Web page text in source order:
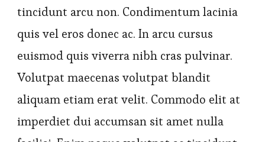
tincidunt arcu non. Condimentum lacinia
quis vel eros donec ac. In arcu cursus
euismod quis viverra nibh cras pulvinar.
Volutpat maecenas volutpat blandit
aliquam etiam erat velit. Commodo elit at
imperdiet dui accumsan sit amet nulla